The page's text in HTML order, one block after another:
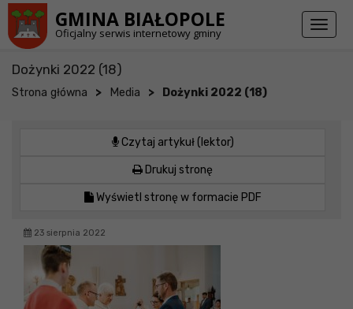
GMINA BIAŁOPOLE
Oficjalny serwis internetowy gminy
Toggle
Dożynki 2022 (18)
Strona główna > Media > Dożynki 2022 (18)
Czytaj artykuł (lektor)
Drukuj stronę
Wyświetl stronę w formacie PDF
23 sierpnia 2022